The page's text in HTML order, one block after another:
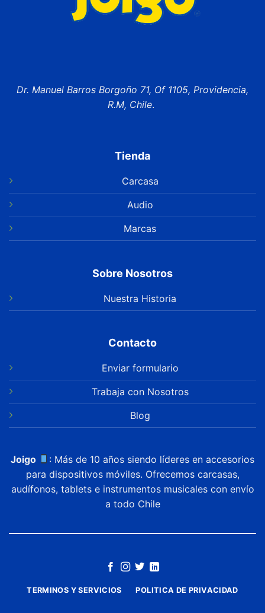
Dr. Manuel Barros Borgoño 71, Of 1105, Providencia,
R.M, Chile.
Tienda
Carcasa
Audio
Marcas
Sobre Nosotros
Nuestra Historia
Contacto
Enviar formulario
Trabaja con Nosotros
Blog
Joigo
: Más de 10 años siendo líderes en accesorios
para dispositivos móviles. Ofrecemos carcasas,
audífonos, tablets e instrumentos musicales con envío
a todo Chile
TERMINOS Y SERVICIOS POLITICA DE PRIVACIDAD